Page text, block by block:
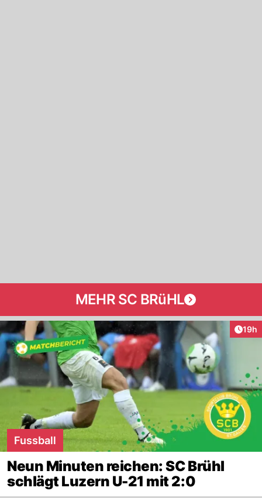
MEHR SC BRüHL
19h
Fussball
Neun Minuten reichen: SC Brühl
schlägt Luzern U-21 mit 2:0